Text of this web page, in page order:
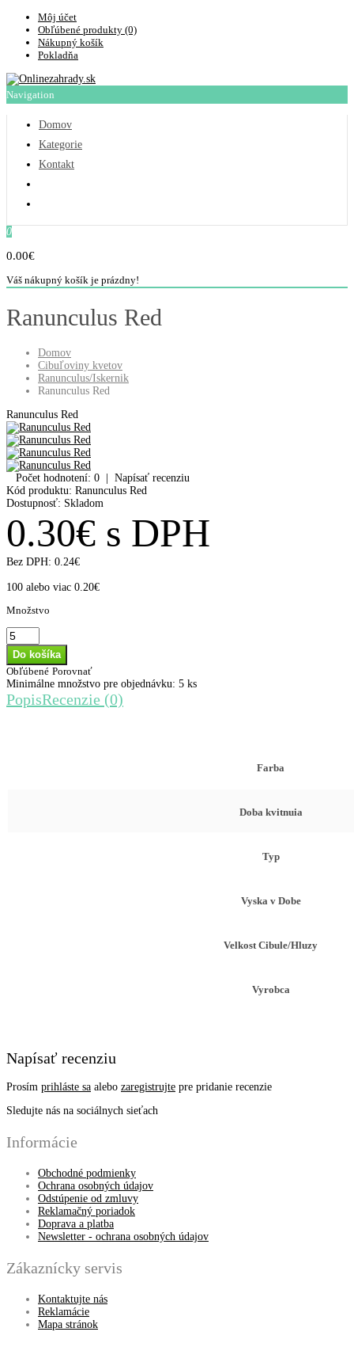
Môj účet
Obľúbené produkty (0)
Nákupný košík
Pokladňa
Navigation
Domov
Kategorie
Kontakt
0
0.00€
Váš nákupný košík je prázdny!
Ranunculus Red
Domov
Cibuľoviny kvetov
Ranunculus/Iskernik
Ranunculus Red
Ranunculus Red
Počet hodnotení: 0
Napísať recenziu
Kód produktu: Ranunculus Red
Dostupnosť: Skladom
0.30€ s DPH
Bez DPH: 0.24€
100 alebo viac 0.20€
Množstvo
Obľúbené Porovnať
Minimálne množstvo pre objednávku: 5 ks
PopisRecenzie (0)
Farba
Doba kvitnuia
Typ
Vyska v Dobe
Velkost Cibule/Hluzy
Vyrobca
Napísať recenziu
Prosím prihláste sa alebo zaregistrujte pre pridanie recenzie
Sledujte nás na sociálnych sieťach
Informácie
Obchodné podmienky
Ochrana osobných údajov
Odstúpenie od zmluvy
Reklamačný poriadok
Doprava a platba
Newsletter - ochrana osobných údajov
Zákaznícky servis
Kontaktujte nás
Reklamácie
Mapa stránok